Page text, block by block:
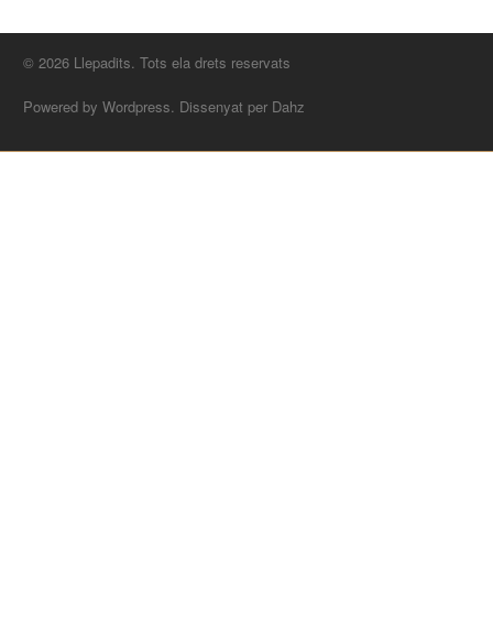
© 2026 Llepadits. Tots ela drets reservats
Powered by Wordpress. Dissenyat per Dahz